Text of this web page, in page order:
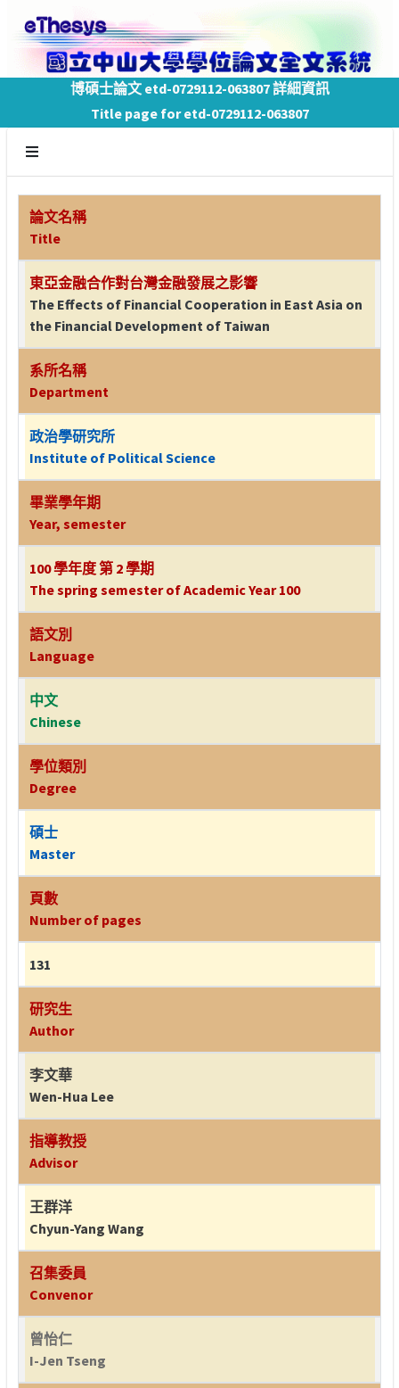
博碩士論文 etd-0729112-063807 詳細資訊
Title page for etd-0729112-063807
論文名稱
Title
東亞金融合作對台灣金融發展之影響
The Effects of Financial Cooperation in East Asia on
the Financial Development of Taiwan
系所名稱
Department
政治學研究所
Institute of Political Science
畢業學年期
Year, semester
100 學年度 第 2 學期
The spring semester of Academic Year 100
語文別
Language
中文
Chinese
學位類別
Degree
碩士
Master
頁數
Number of pages
131
研究生
Author
李文華
Wen-Hua Lee
指導教授
Advisor
王群洋
Chyun-Yang Wang
召集委員
Convenor
曾怡仁
I-Jen Tseng